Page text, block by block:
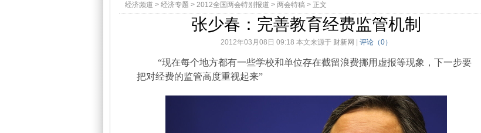
经济频道 > 经济专题 > 2012全国两会特别报道 > 两会特稿 > 正文
张少春：完善教育经费监管机制
2012年03月08日 09:18 本文来源于 财新网 评论（0）
“现在每个地方都有一些学校和单位存在截留浪费挪用虚报等现象，下一步要
把对经费的监管高度重视起来”